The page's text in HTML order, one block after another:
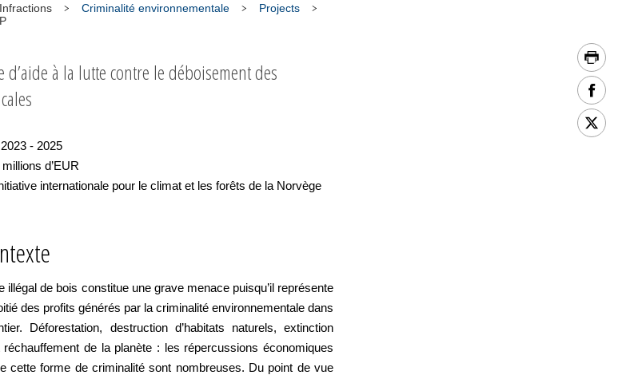
Infractions Criminalité environnementale
Projects
d’aide à la lutte contre le déboisement des
2023 - 2025
d’EUR
internationale pour le climat et les forêts de la Norvège
illégal de bois constitue une grave menace puisqu’il représente
des profits générés par la criminalité environnementale dans
Déforestation, destruction d’habitats naturels, extinction
réchauffement de la planète : les répercussions économiques
cette forme de criminalité sont nombreuses. Du point de vue